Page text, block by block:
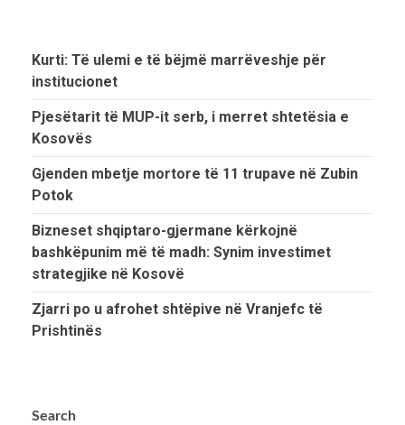
Kurti: Të ulemi e të bëjmë marrëveshje për
institucionet
Pjesëtarit të MUP-it serb, i merret shtetësia e
Kosovës
Gjenden mbetje mortore të 11 trupave në Zubin
Potok
Bizneset shqiptaro-gjermane kërkojnë
bashkëpunim më të madh: Synim investimet
strategjike në Kosovë
Zjarri po u afrohet shtëpive në Vranjefc të
Prishtinës
Search